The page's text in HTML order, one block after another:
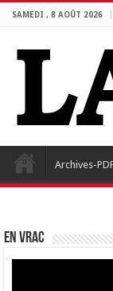
SAMEDI , 8 AOÛT 2026
Archives-
EN VRAC